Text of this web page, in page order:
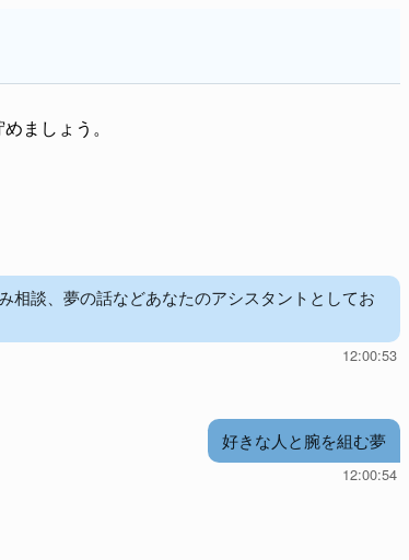
ましょう。
相談、夢の話などあなたのアシスタントとしてお
12:00:53
好きな人と腕を組む夢
12:00:54